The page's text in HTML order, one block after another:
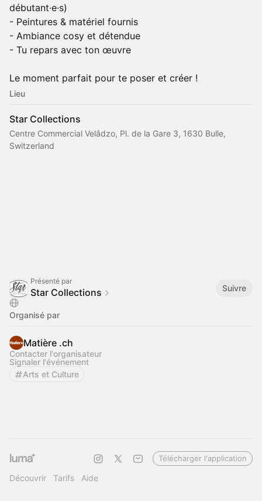
débutant·e·s)
- Peintures & matériel fournis
- Ambiance cosy et détendue
- Tu repars avec ton œuvre
Le moment parfait pour te poser et créer !
Lieu
Star Collections
Centre Commercial Velâdzo, Pl. de la Gare 3, 1630 Bulle,
Switzerland
Présenté par
Star Collections Suivre
Organisé par
Matière .ch
Contacter l'organisateur
Signaler l'événement
Arts et Culture
Découvrir Tarifs Aide
Télécharger l'application